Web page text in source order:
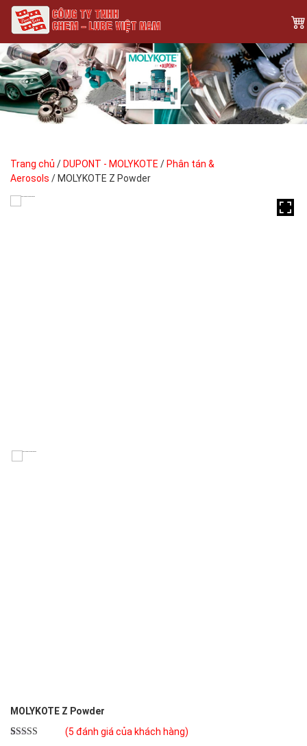
Previous Next
Trang chủ / DUPONT - MOLYKOTE / Phân tán &
Aerosols / MOLYKOTE Z Powder
MOLYKOTE Z Powder
(5 đánh giá của khách hàng)